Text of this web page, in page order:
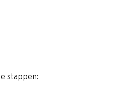
stappen: